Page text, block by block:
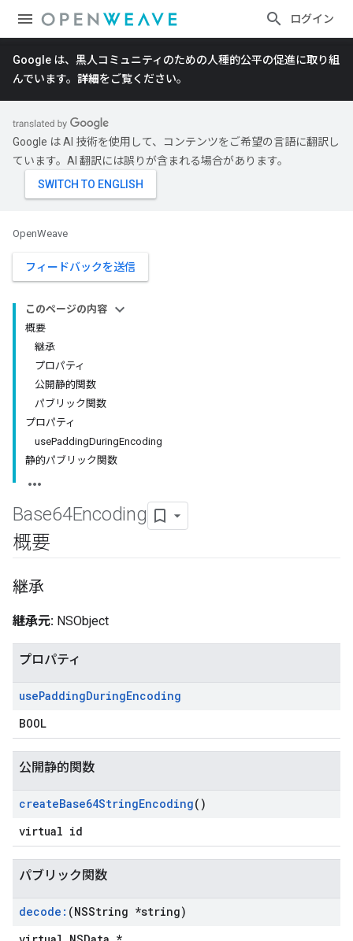
ログイン
Google は、黒人コミュニティのための人種的公平の促進に取り組
んでいます。 詳細をご覧ください。
Google は AI 技術を使用して、コンテンツをご希望の言語に翻訳し
ています。AI 翻訳には誤りが含まれる場合があります。
OpenWeave
フィードバックを送信
このページの内容
概要
継承
プロパティ
公開静的関数
パブリック関数
プロパティ
usePaddingDuringEncoding
静的パブリック関数
Base64Encoding
概要
継承
継承元: NSObject
プロパティ
usePaddingDuringEncoding
BOOL
公開静的関数
createBase64StringEncoding()
virtual id
パブリック関数
decode: (NSString *string)